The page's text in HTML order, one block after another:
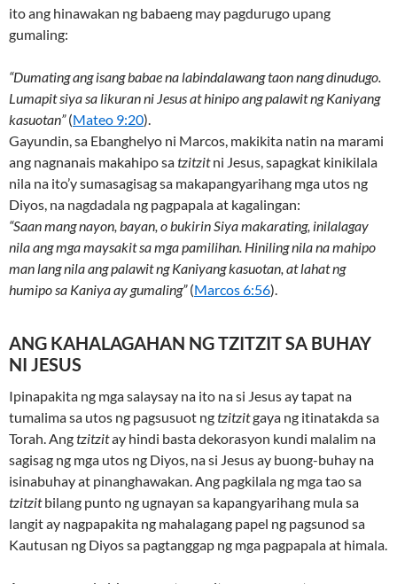
ito ang hinawakan ng babaeng may pagdurugo upang
gumaling:
“Dumating ang isang babae na labindalawang taon nang dinudugo.
Lumapit siya sa likuran ni Jesus at hinipo ang palawit ng Kaniyang
kasuotan”(Mateo 9:20).
Gayundin, sa Ebanghelyo ni Marcos, makikita natin na marami
ang nagnanais makahipo satzitzitni Jesus, sapagkat kinikilala
nila na ito’y sumasagisag sa makapangyarihang mga utos ng
Diyos, na nagdadala ng pagpapala at kagalingan:
“Saan mang nayon, bayan, o bukirin Siya makarating, inilalagay
nila ang mga maysakit sa mga pamilihan. Hiniling nila na mahipo
man lang nila ang palawit ng Kaniyang kasuotan, at lahat ng
humipo sa Kaniya ay gumaling”(Marcos 6:56).
ANG KAHALAGAHAN NG TZITZIT SA BUHAY
NI JESUS
Ipinapakita ng mga salaysay na ito na si Jesus ay tapat na
tumalima sa utos ng pagsusuot ngtzitzitgaya ng itinatakda sa
Torah. Angtzitzitay hindi basta dekorasyon kundi malalim na
sagisag ng mga utos ng Diyos, na si Jesus ay buong-buhay na
isinabuhay at pinanghawakan. Ang pagkilala ng mga tao sa
tzitzitbilang punto ng ugnayan sa kapangyarihang mula sa
langit ay nagpapakita ng mahalagang papel ng pagsunod sa
Kautusan ng Diyos sa pagtanggap ng mga pagpapala at himala.